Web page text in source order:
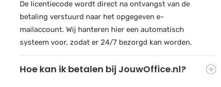
De licentiecode wordt direct na ontvangst van de
betaling verstuurd naar het opgegeven e-
mailaccount. Wij hanteren hier een automatisch
systeem voor, zodat er 24/7 bezorgd kan worden.
Hoe kan ik betalen bij JouwOffice.nl?